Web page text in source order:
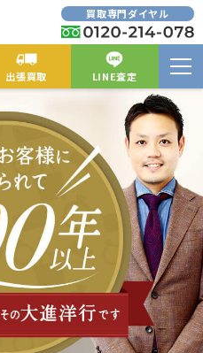
買取専門ダイヤル
出張買取 LINE査定